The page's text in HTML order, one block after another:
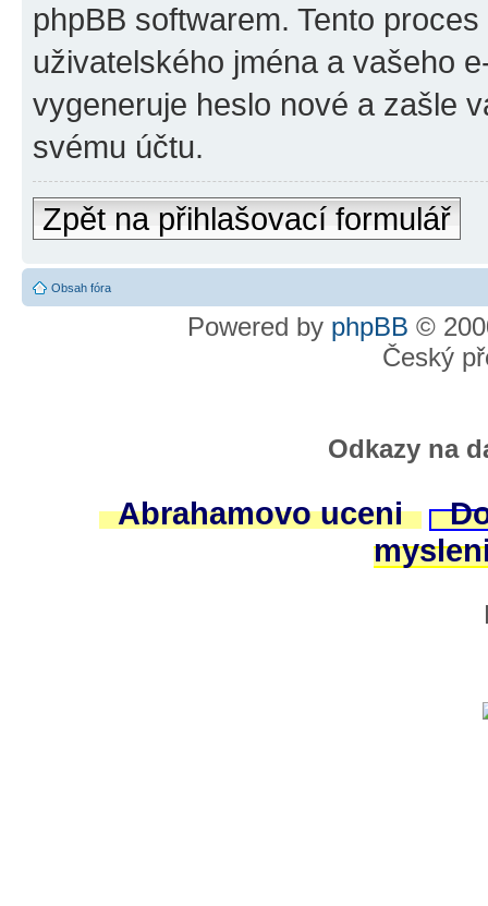
phpBB softwarem. Tento
uživatelského jména a vašeho
vygeneruje heslo nové a zašle
svému účtu.
Zpět na přihlašovací formulář
Obsah fóra
Powered by phpBB ©
Český
Odkazy na
Abrahamovo uceni